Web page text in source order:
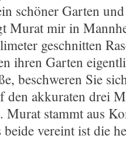
schöner Garten
Murat mir in
geschnitten
ihren Garten
beschweren Sie
den akkuraten drei
Murat stammt aus
beide vereint ist die